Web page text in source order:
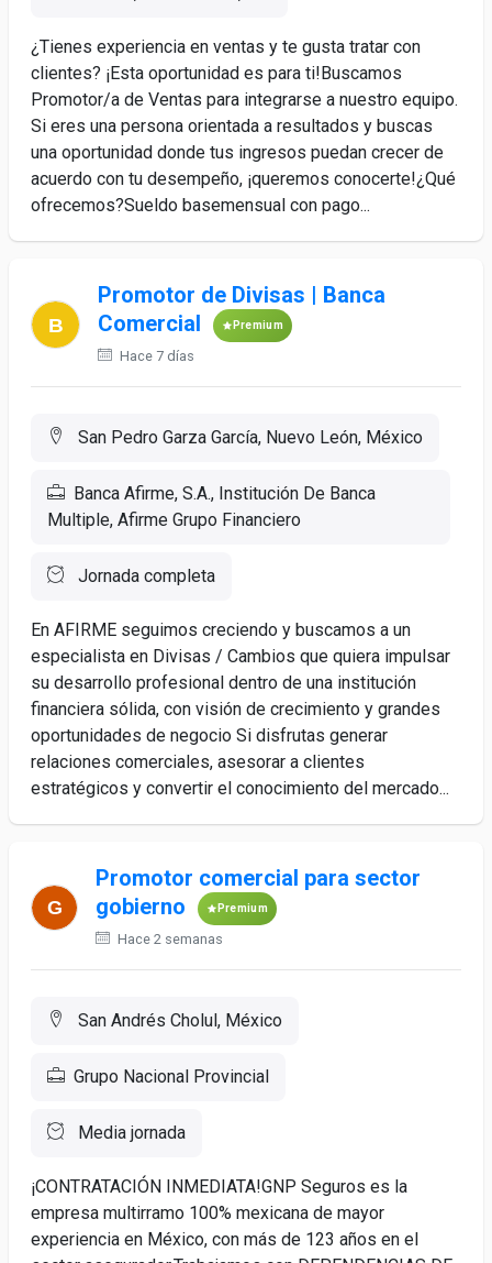
¿Tienes experiencia en ventas y te gusta tratar con
clientes? ¡Esta oportunidad es para ti!Buscamos
Promotor/a de Ventas para integrarse a nuestro equipo.
Si eres una persona orientada a resultados y buscas
una oportunidad donde tus ingresos puedan crecer de
acuerdo con tu desempeño, ¡queremos conocerte!¿Qué
ofrecemos?Sueldo basemensual con pago...
Promotor de Divisas | Banca
Comercial
Premium
Hace 7 días
San Pedro Garza García, Nuevo León, México
Banca Afirme, S.A., Institución De Banca
Multiple, Afirme Grupo Financiero
Jornada completa
En AFIRME seguimos creciendo y buscamos a un
especialista en Divisas / Cambios que quiera impulsar
su desarrollo profesional dentro de una institución
financiera sólida, con visión de crecimiento y grandes
oportunidades de negocio Si disfrutas generar
relaciones comerciales, asesorar a clientes
estratégicos y convertir el conocimiento del mercado...
Promotor comercial para sector
gobierno
Premium
Hace 2 semanas
San Andrés Cholul, México
Grupo Nacional Provincial
Media jornada
¡CONTRATACIÓN INMEDIATA!GNP Seguros es la
empresa multirramo 100% mexicana de mayor
experiencia en México, con más de 123 años en el